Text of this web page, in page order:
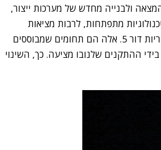
ולבנייה מחדש של מערכות ייצור,
מתפתחות, לרבות מציאות
רבודה, בינה מלאכותית, אינטרנט של הדברים, בלוקצ'יין וקישוריות דור 5. אלה הם תחומים שמבוססים
ההתקנים שלנובו מציעה. כך, השינוי